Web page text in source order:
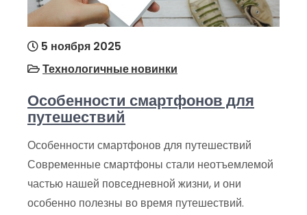
5 ноября 2025
Технологичные новинки
Особенности смартфонов для
путешествий
Особенности смартфонов для путешествий
Современные смартфоны стали неотъемлемой
частью нашей повседневной жизни, и они
особенно полезны во время путешествий.